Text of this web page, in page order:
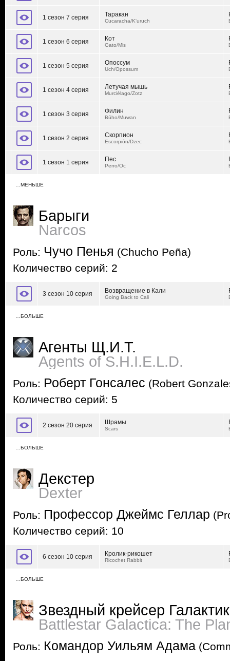
1 сезон 7 серия Таракан
Cucaracha/K'uruch
1 сезон 6 серия Кот
Gato/Mis
1 сезон 5 серия Опоссум
Uch/Opossum
1 сезон 4 серия Летучая мышь
Murciélago/Zotz
1 сезон 3 серия Филин
Búho/Muwan
1 сезон 2 серия Скорпион
Escorpión/Dzec
1 сезон 1 серия Пес
Perro/Oc
…МЕНЬШЕ
Барыги
Narcos
Роль: Чучо Пенья (Chucho Peña)
Количество серий: 2
3 сезон 10 серия Возвращение в Кали
Going Back to Cali
…БОЛЬШЕ
Агенты Щ.И.Т.
Agents of S.H.I.E.L.D.
Роль: Роберт Гонсалес (Robert
Количество серий: 5
2 сезон 20 серия Шрамы
Scars
…БОЛЬШЕ
Декстер
Dexter
Роль: Профессор Джеймс Геллар
Количество серий: 10
6 сезон 10 серия Кролик-рикошет
Ricochet Rabbit
…БОЛЬШЕ
Звездный крейсер
Battlestar Galactica: The
Роль: Командор Уильям Адама